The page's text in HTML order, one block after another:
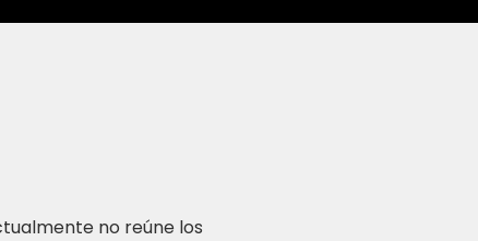
no reúne los